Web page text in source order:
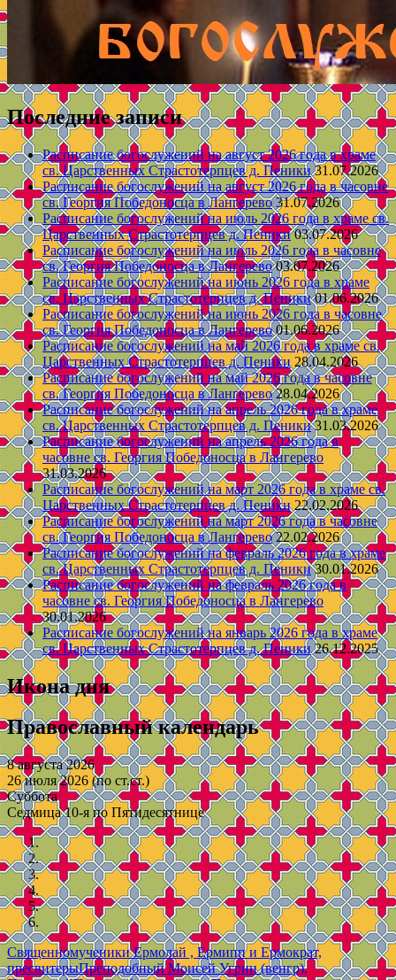
Последние записи
Расписание богослужений на август 2026 года в храме
св. Царственных Страстотерпцев д. Пеники 31.07.2026
Расписание богослужений на август 2026 года в часовне
св. Георгия Победоносца в Лангерево 31.07.2026
Расписание богослужений на июль 2026 года в храме св.
Царственных Страстотерпцев д. Пеники 03.07.2026
Расписание богослужений на июль 2026 года в часовне
св. Георгия Победоносца в Лангерево 03.07.2026
Расписание богослужений на июнь 2026 года в храме
св. Царственных Страстотерпцев д. Пеники 01.06.2026
Расписание богослужений на июнь 2026 года в часовне
св. Георгия Победоносца в Лангерево 01.06.2026
Расписание богослужений на май 2026 года в храме св.
Царственных Страстотерпцев д. Пеники 28.04.2026
Расписание богослужений на май 2026 года в часовне
св. Георгия Победоносца в Лангерево 28.04.2026
Расписание богослужений на апрель 2026 года в храме
св. Царственных Страстотерпцев д. Пеники 31.03.2026
Расписание богослужений на апрель 2026 года в
часовне св. Георгия Победоносца в Лангерево
31.03.2026
Расписание богослужений на март 2026 года в храме св.
Царственных Страстотерпцев д. Пеники 22.02.2026
Расписание богослужений на март 2026 года в часовне
св. Георгия Победоносца в Лангерево 22.02.2026
Расписание богослужений на февраль 2026 года в храме
св. Царственных Страстотерпцев д. Пеники 30.01.2026
Расписание богослужений на февраль 2026 года в
часовне св. Георгия Победоносца в Лангерево
30.01.2026
Расписание богослужений на январь 2026 года в храме
св. Царственных Страстотерпцев д. Пеники 26.12.2025
Икона дня
Православный календарь
8 августа 2026
26 июля 2026 (по ст.ст.)
Суббота
Седмица 10-я по Пятидесятнице
Священномученики Ермолай , Ермипп и Ермократ,
пресвитерыПреподобный Моисей Угрин (венгр),